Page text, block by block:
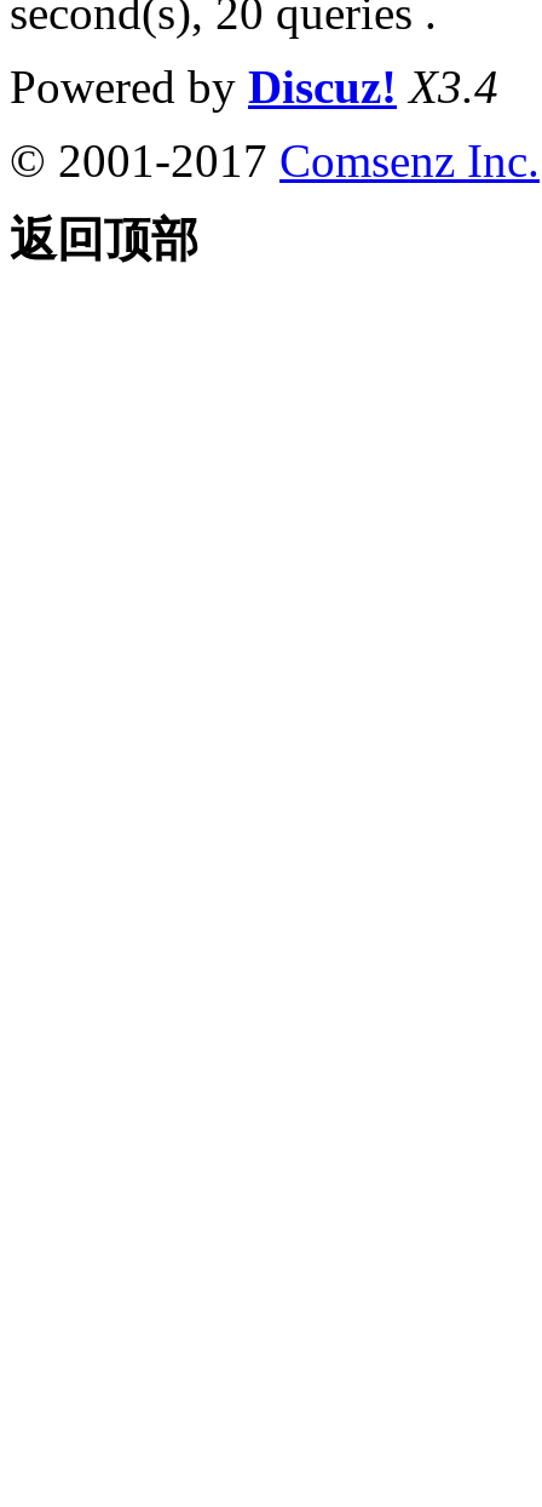
second(s), 20 queries .
Powered by Discuz! X3.4
© 2001-2017 Comsenz Inc.
返回顶部